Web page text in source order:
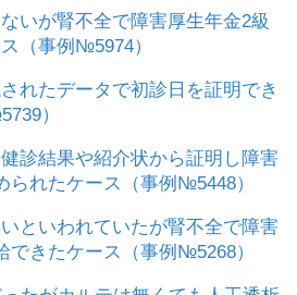
いが腎不全で障害厚生年金2級
（事例№5974）
れたデータで初診日を証明でき
）
診結果や紹介状から証明し障害
られたケース（事例№5448）
といわれていたが腎不全で障害
できたケース（事例№5268）